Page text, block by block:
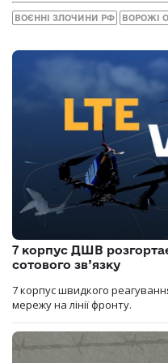
ВОЄННІ ЗЛОЧИНИ РФ ВОРОЖІ
7 корпус ДШВ
сотового зв’язку
7 корпус швидкого
мережу на лінії фронту.